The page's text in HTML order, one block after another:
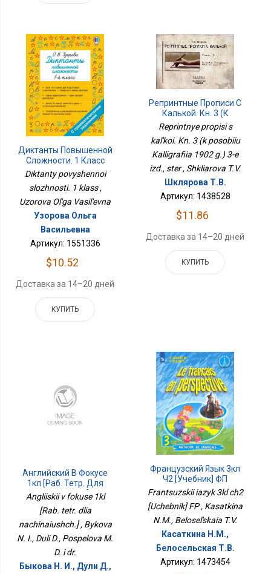
Диктанты Повышенной
Сложности. 1 Класс
Diktanty povyshennoi
slozhnosti. 1 klass ,
Uzorova Ol'ga Vasil'evna
Узорова Ольга
Васильевна
Артикул: 1551336
$10.52
Доставка за 14–20 дней
КУПИТЬ
Репринтные Прописи С
Калькой. Кн. 3 (к
Пособию Каллиграфия
1902 Г.) 3-Е Изд., Стер
Reprintnye propisi s
kal'koi. Kn. 3 (k posobiiu
Kalligrafiia 1902 g.) 3-e
izd., ster , Shkliarova T.V.
Шклярова Т.В.
Артикул: 1438528
$11.86
Доставка за 14–20 дней
КУПИТЬ
Английский В Фокусе
1кл [Раб. Тетр. Для
Начинающ.]
Angliiskii v fokuse 1kl
[Rab. tetr. dlia
nachinaiushch.] , Bykova
N. I., Duli D., Pospelova M.
D. i dr.
Быкова Н. И., Дули Д.,
Французский Язык 3кл
Ч2 [Учебник] ФП
Frantsuzskii iazyk 3kl ch2
[Uchebnik] FP , Kasatkina
N.M., Belosel'skaia T.V.
Касаткина Н.М.,
Белосельская Т.В.
Артикул: 1473454